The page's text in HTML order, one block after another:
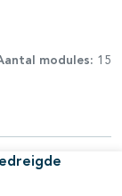
modules: 15